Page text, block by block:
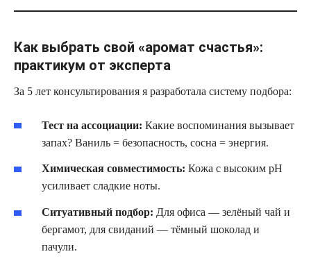
Как выбрать свой «аромат счастья»:
практикум от эксперта
За 5 лет консультирования я разработала систему подбора:
Тест на ассоциации: Какие воспоминания вызывает
запах? Ваниль = безопасность, сосна = энергия.
Химическая совместимость: Кожа с высоким pH
усиливает сладкие ноты.
Ситуативный подбор: Для офиса — зелёный чай и
бергамот, для свиданий — тёмный шоколад и
пачули.